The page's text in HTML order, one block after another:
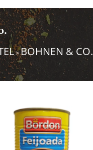
>BOHNEN & CO.